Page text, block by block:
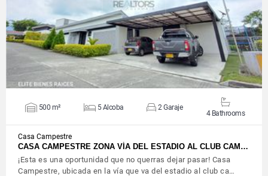
VIEW DETAILS
500 m² 5 Alcoba 2 Garaje
4 Bathrooms
Casa Campestre
CASA CAMPESTRE ZONA VÍA DEL ESTADIO AL CLUB CAM…
¡Esta es una oportunidad que no querras dejar pasar! Casa
Campestre, ubicada en la vía que va del estadio al club ca…